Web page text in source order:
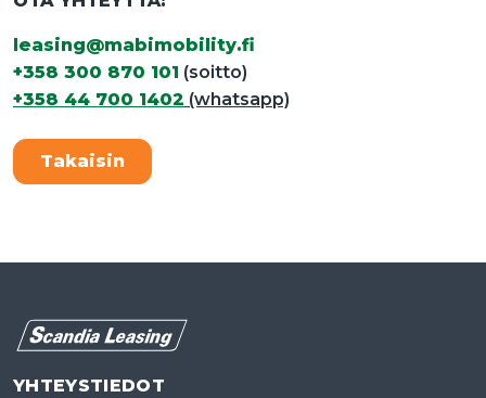
leasing@mabimobility.fi
+358 300 870 101 (soitto)
+358 44 700 1402 (whatsapp)
Takaisin
YHTEYSTIEDOT